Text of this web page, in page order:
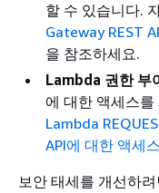
할 수 있습니다.
Gateway REST
을 참조하세요.
Lambda 권한 부
에 대한 액세스
Lambda
API에 대한 액세
보안 태세를 개선하